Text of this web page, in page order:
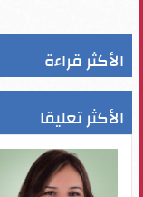
الأكثر قراءة
الأكثر تعليقا